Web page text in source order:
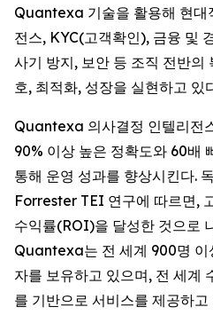
Quantexa 기술을 활용해 현대
전스, KYC(고객확인), 금융 및
사기 방지, 보안 등 조직 전반의
호, 최적화, 성장을 실현하고 있
Quantexa 의사결정 인텔리전
90% 이상 높은 정확도와 60배
통해 운영 성과를 향상시킨다.
Forrester TEI 연구에 따르면,
수익률(ROI)을 달성한 것으로
Quantexa는 전 세계 900명 이
자를 보유하고 있으며, 전 세계
를 기반으로 서비스를 제공하